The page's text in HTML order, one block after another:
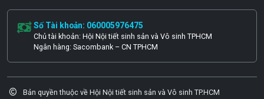
Số Tài khoản: 060005976475
Chủ tài khoản: Hội Nội tiết sinh sản và Vô sinh TPHCM
Ngân hàng: Sacombank – CN TPHCM
Bản quyền thuộc về Hội Nội tiết sinh sản và Vô sinh TP.HCM